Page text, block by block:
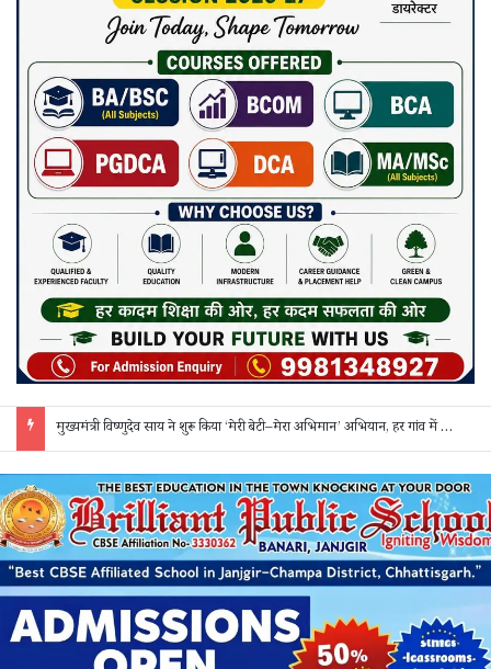
सक्ती: ₹90 लाख की ठगी का खुलासा, एक महिला समेत 3 आरोपी गिरफ्तार